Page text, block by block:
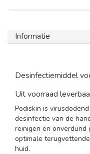
Informatie
Desinfectiemiddel
Uit voorraad
Podiskin is
desinfectie van de
reinigen en onverdund
optimale
huid.